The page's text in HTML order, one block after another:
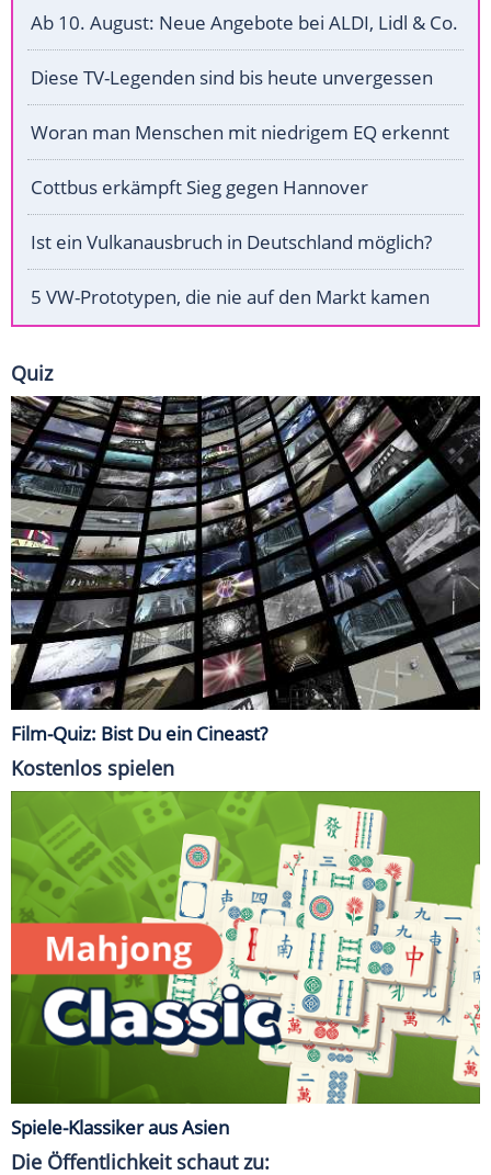
Ab 10. August: Neue Angebote bei ALDI, Lidl & Co.
Diese TV-Legenden sind bis heute unvergessen
Woran man Menschen mit niedrigem EQ erkennt
Cottbus erkämpft Sieg gegen Hannover
Ist ein Vulkanausbruch in Deutschland möglich?
5 VW-Prototypen, die nie auf den Markt kamen
Quiz
Film-Quiz: Bist Du ein Cineast?
Kostenlos spielen
Spiele-Klassiker aus Asien
Die Öffentlichkeit schaut zu: